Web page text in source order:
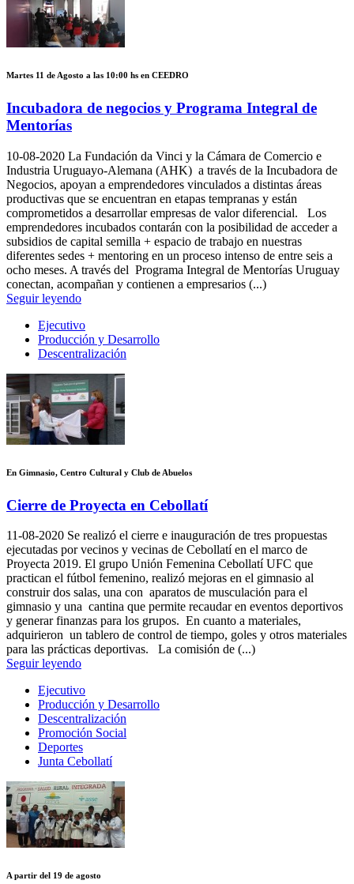
Martes 11 de Agosto a las 10:00 hs en CEEDRO
Incubadora de negocios y Programa Integral de
Mentorías
10-08-2020 La Fundación da Vinci y la Cámara de Comercio e
Industria Uruguayo-Alemana (AHK) a través de la Incubadora de
Negocios, apoyan a emprendedores vinculados a distintas áreas
productivas que se encuentran en etapas tempranas y están
comprometidos a desarrollar empresas de valor diferencial. Los
emprendedores incubados contarán con la posibilidad de acceder a
subsidios de capital semilla + espacio de trabajo en nuestras
diferentes sedes + mentoring en un proceso intenso de entre seis a
ocho meses. A través del Programa Integral de Mentorías Uruguay
conectan, acompañan y contienen a empresarios (...)
Seguir leyendo
Ejecutivo
Producción y Desarrollo
Descentralización
En Gimnasio, Centro Cultural y Club de Abuelos
Cierre de Proyecta en Cebollatí
11-08-2020 Se realizó el cierre e inauguración de tres propuestas
ejecutadas por vecinos y vecinas de Cebollatí en el marco de
Proyecta 2019. El grupo Unión Femenina Cebollatí UFC que
practican el fútbol femenino, realizó mejoras en el gimnasio al
construir dos salas, una con aparatos de musculación para el
gimnasio y una cantina que permite recaudar en eventos deportivos
y generar finanzas para los grupos. En cuanto a materiales,
adquirieron un tablero de control de tiempo, goles y otros materiales
para las prácticas deportivas. La comisión de (...)
Seguir leyendo
Ejecutivo
Producción y Desarrollo
Descentralización
Promoción Social
Deportes
Junta Cebollatí
A partir del 19 de agosto